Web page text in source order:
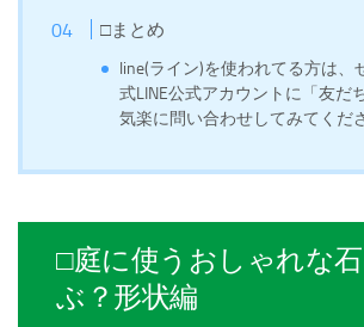
□まとめ
line(ライン)を使われてる方は、
式LINE公式アカウントに「友だ
気楽に問い合わせしてみてくだ
□庭に使うおしゃれな
ぶ？形状編